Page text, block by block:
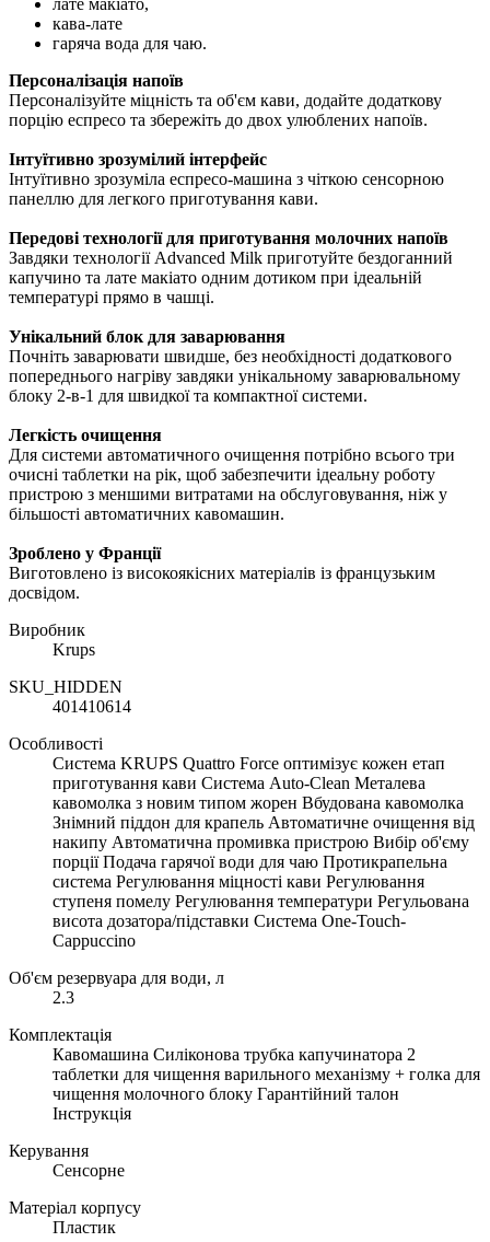
лате макіато,
кава-лате
гаряча вода для чаю.
Персоналізація напоїв
Персоналізуйте міцність та об'єм кави, додайте додаткову
порцію еспресо та збережіть до двох улюблених напоїв.
Інтуїтивно зрозумілий інтерфейс
Інтуїтивно зрозуміла еспресо-машина з чіткою сенсорною
панеллю для легкого приготування кави.
Передові технології для приготування молочних напоїв
Завдяки технології Advanced Milk приготуйте бездоганний
капучино та лате макіато одним дотиком при ідеальній
температурі прямо в чашці.
Унікальний блок для заварювання
Почніть заварювати швидше, без необхідності додаткового
попереднього нагріву завдяки унікальному заварювальному
блоку 2-в-1 для швидкої та компактної системи.
Легкість очищення
Для системи автоматичного очищення потрібно всього три
очисні таблетки на рік, щоб забезпечити ідеальну роботу
пристрою з меншими витратами на обслуговування, ніж у
більшості автоматичних кавомашин.
Зроблено у Франції
Виготовлено із високоякісних матеріалів із французьким
досвідом.
Виробник
Krups
SKU_HIDDEN
401410614
Особливості
Система KRUPS Quattro Force оптимізує кожен етап
приготування кави Система Auto-Clean Металева
кавомолка з новим типом жорен Вбудована кавомолка
Знімний піддон для крапель Автоматичне очищення від
накипу Автоматична промивка пристрою Вибір об'єму
порції Подача гарячої води для чаю Протикрапельна
система Регулювання міцності кави Регулювання
ступеня помелу Регулювання температури Регульована
висота дозатора/підставки Система One-Touch-
Cappuccino
Об'єм резервуара для води, л
2.3
Комплектація
Кавомашина Силіконова трубка капучинатора 2
таблетки для чищення варильного механізму + голка для
чищення молочного блоку Гарантійний талон
Інструкція
Керування
Сенсорне
Матеріал корпусу
Пластик